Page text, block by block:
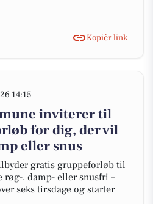
Kopiér link
14:15
inviterer til
for dig, der vil
eller snus
gratis gruppeforløb til
røg-, damp- eller snusfri –
seks tirsdage og starter